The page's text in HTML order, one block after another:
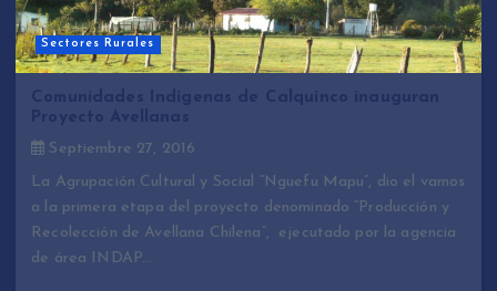
Sectores Rurales
Comunidades Indígenas de Calquinco inauguran
Proyecto Avellanas
Septiembre 27, 2016
La Agrupación Cultural y Social “Nguefu Mapu”, dio el vamos
a la primera etapa del proyecto denominado “Producción y
Recolección de Avellana Chilena”, ejecutado por la agencia
de área INDAP…